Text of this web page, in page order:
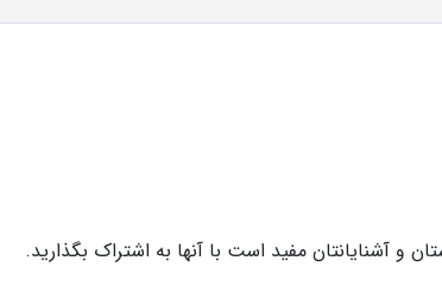
و آشنایانتان مفید است با آنها به اشتراک بگذارید.